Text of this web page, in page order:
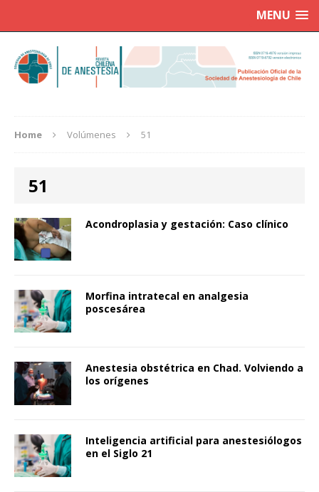
MENU
Home Volúmenes 51
51
Acondroplasia y gestación: Caso clínico
Morfina intratecal en analgesia
poscesárea
Anestesia obstétrica en Chad. Volviendo a
los orígenes
Inteligencia artificial para anestesiólogos
en el Siglo 21